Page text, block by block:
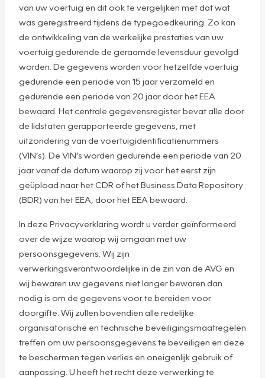
van uw voertuig en dit ook te vergelijken met dat wat
was geregistreerd tijdens de typegoedkeuring. Zo kan
de ontwikkeling van de werkelijke prestaties van uw
voertuig gedurende de geraamde levensduur gevolgd
worden. De gegevens worden voor hetzelfde voertuig
gedurende een periode van 15 jaar verzameld en
gedurende een periode van 20 jaar door het EEA
bewaard. Het centrale gegevensregister bevat alle door
de lidstaten gerapporteerde gegevens, met
uitzondering van de voertuigidentificatienummers
(VIN’s). De VIN’s worden gedurende een periode van 20
jaar vanaf de datum waarop zij voor het eerst zijn
geüpload naar het CDR of het Business Data Repository
(BDR) van het EEA, door het EEA bewaard.
In deze Privacyverklaring wordt u verder geïnformeerd
over de wijze waarop wij omgaan met uw
persoonsgegevens. Wij zijn
verwerkingsverantwoordelijke in de zin van de AVG en
wij bewaren uw gegevens niet langer bewaren dan
nodig is om de gegevens voor te bereiden voor
doorgifte. Wij zullen bovendien alle redelijke
organisatorische en technische beveiligingsmaatregelen
treffen om uw persoonsgegevens te beveiligen en deze
te beschermen tegen verlies en oneigenlijk gebruik of
aanpassing. U heeft het recht deze verwerking te